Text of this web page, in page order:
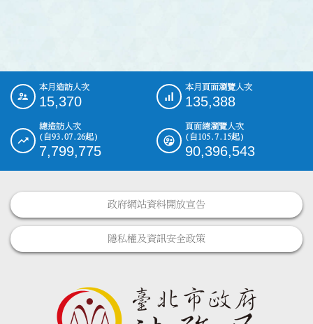
::: 本月造訪人次
15,370
本月頁面瀏覽人次
135,388
總造訪人次
(自93.07.26起)
7,799,775
頁面總瀏覽人次
(自105.7.15起)
90,396,543
政府網站資料開放宣告
隱私權及資訊安全政策